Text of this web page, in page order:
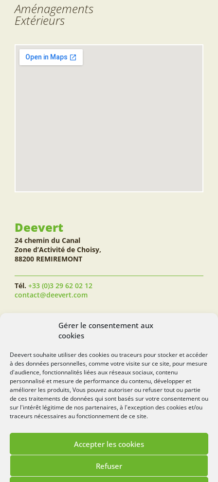
Gérer le consentement aux
cookies
Deevert souhaite utiliser des cookies ou traceurs pour stocker et accéder
à des données personnelles, comme votre visite sur ce site, pour mesure
d'audience, fonctionnalités liées aux réseaux sociaux, contenu
personnalisé et mesure de performance du contenu, développer et
améliorer les produits, Vous pouvez autoriser ou refuser tout ou partie
de ces traitements de données qui sont basés sur votre consentement ou
sur l'intérêt légitime de nos partenaires, à l'exception des cookies et/ou
traceurs nécessaires au fonctionnement de ce site.
Accepter les cookies
Refuser
Aménagements
Extérieurs
Deevert
24 chemin du Canal
Zone d’Activité de Choisy,
88200 REMIREMONT
Tél. +33 (0)3 29 62 02 12
contact@deevert.com
SUIVEZ-NOUS...
deevert.com
Mentions légales Politique de cookies